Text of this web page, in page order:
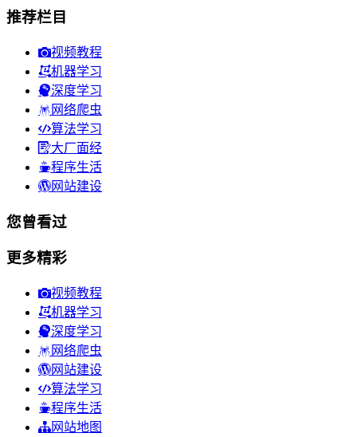
推荐栏目
视频教程
机器学习
深度学习
网络爬虫
算法学习
大厂面经
程序生活
网站建设
您曾看过
更多精彩
视频教程
机器学习
深度学习
网络爬虫
网站建设
算法学习
程序生活
网站地图